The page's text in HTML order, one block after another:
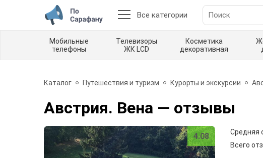
Все категории
Мобильные
телефоны
Телевизоры
ЖК LCD
Косметика
декоративная
Каталог Путешествия и туризм Курорты и экскурсии
Австрия. Вена — отзывы
4.08
Средняя
Всего